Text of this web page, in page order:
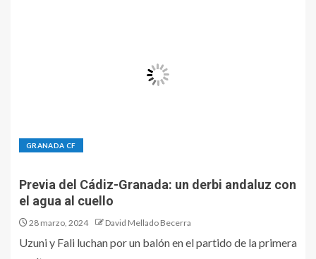
GRANADA CF
Previa del Cádiz-Granada: un derbi andaluz con
el agua al cuello
28 marzo, 2024 David Mellado Becerra
Uzuni y Fali luchan por un balón en el partido de la primera